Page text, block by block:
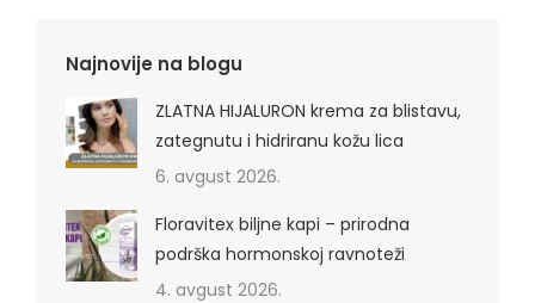
Najnovije na blogu
ZLATNA HIJALURON krema za blistavu,
zategnutu i hidriranu kožu lica
6. avgust 2026.
Floravitex biljne kapi – prirodna
podrška hormonskoj ravnoteži
4. avgust 2026.